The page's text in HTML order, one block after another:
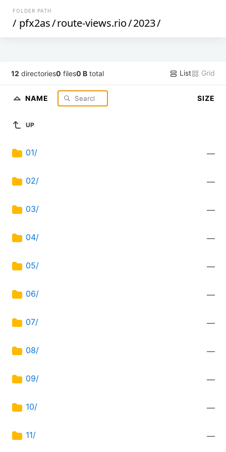
FOLDER PATH
/ pfx2as/route-views.rio/2023/
12 directories0 files0 B total List Grid
NAME SIZE
UP
01/ —
02/ —
03/ —
04/ —
05/ —
06/ —
07/ —
08/ —
09/ —
10/ —
11/ —